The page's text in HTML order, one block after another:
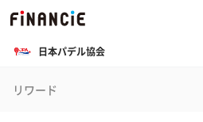
日本パデル協会
リワード